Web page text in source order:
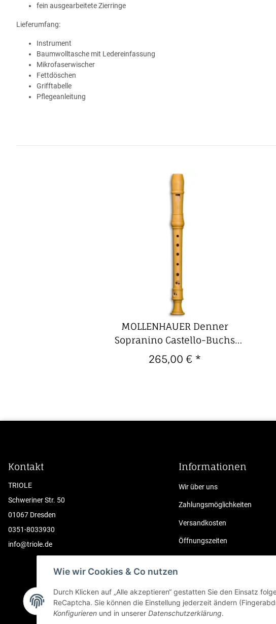
Wie wir Cookies & Co nutzen
Durch Klicken auf „Alle akzeptieren“ gestatten Sie den Einsatz
ReCaptcha. Sie können die Einstellung jederzeit ändern
Konfigurieren und in unserer Datenschutzerklärung.
fein ausgearbeitete Zierringe
Lieferumfang:
Instrument
Baumwolltasche mit Ledereinfassung
Mikrofaserwischer
Fettdöschen
Grifftabelle
Pflegeanleitung
MOLLENHAUER Denner
Sopranino Castello-Buchs
barocke Griffweise
265,00 € *
Kontakt
TRIOLE
Schweriner Str. 50
01067 Dresden
0351-8033930
info@triole.de
Informationen
Wir über uns
Zahlungsmöglichkeiten
Versandkosten
Öffnungszeiten
Sitemap